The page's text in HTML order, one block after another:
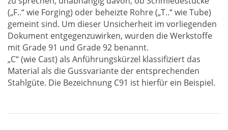
(„F..“ wie Forging) oder beheizte Rohre („T..“ wie Tube)
gemeint sind. Um dieser Unsicherheit im vorliegenden
Dokument entgegenzuwirken, wurden die Werkstoffe
mit Grade 91 und Grade 92 benannt.
„C“ (wie Cast) als Anführungskürzel klassifiziert das
Material als die Gussvariante der entsprechenden
Stahlgüte. Die Bezeichnung C91 ist hierfür ein Beispiel.